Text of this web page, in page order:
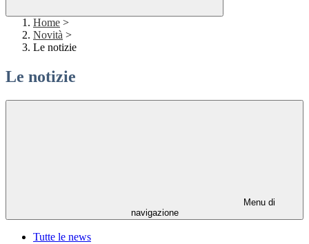
Home >
Novità >
Le notizie
Le notizie
Menu di
navigazione
Tutte le news